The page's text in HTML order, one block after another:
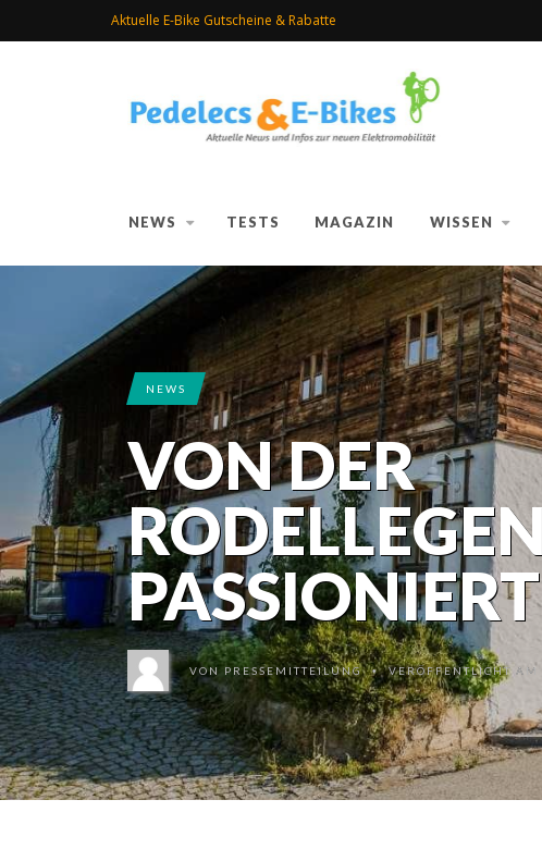
Aktuelle E-Bike Gutscheine & Rabatte
NEWS TESTS MAGAZIN WISSEN
NEWS
VON DER
VONPRESSEMITTEILUNG •VERÖFFENTLICHT